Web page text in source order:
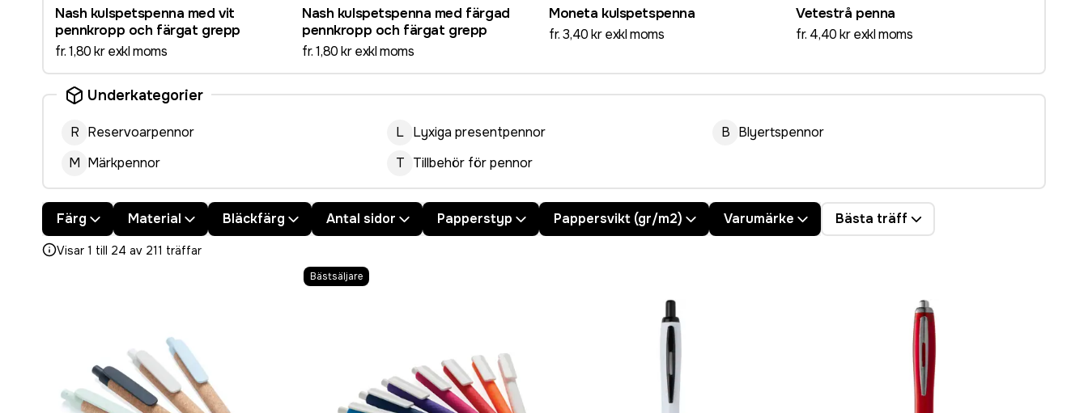
Nash kulspetspenna med vit
pennkropp och färgat grepp
fr. 1,80 kr exkl moms
Nash kulspetspenna med färgad
pennkropp och färgat grepp
fr. 1,80 kr exkl moms
Moneta kulspetspenna
fr. 3,40 kr exkl moms
Vetestrå penna
fr. 4,40 kr exkl moms
Underkategorier
R Reservoarpennor L Lyxiga presentpennor B Blyertspennor
M Märkpennor T Tillbehör för pennor
Färg Material Bläckfärg Antal sidor Papperstyp Pappersvikt (gr/m2) Varumärke Bästa träff
Visar 1 till 24 av 211 träffar
Bästsäljare